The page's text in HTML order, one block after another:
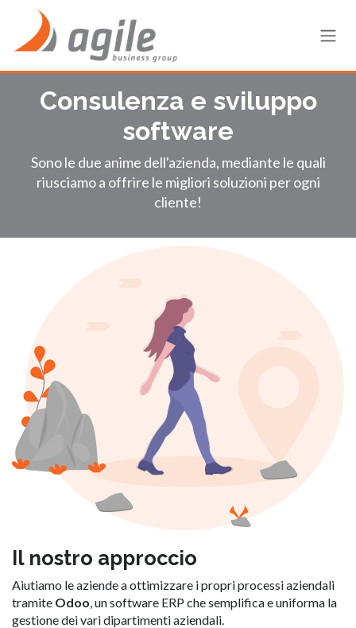
Passa al contenuto
Consulenza e sviluppo
software
Sono le due anime dell'azienda, mediante le quali
riusciamo a offrire le migliori soluzioni per ogni
cliente!
Il nostro approccio
Aiutiamo le aziende a ottimizzare i propri processi aziendali
tramite Odoo, un software ERP che semplifica e uniforma la
gestione dei vari dipartimenti aziendali.